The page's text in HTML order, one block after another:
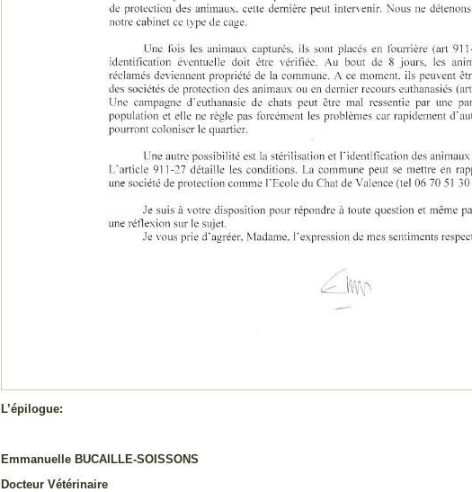
L’épilogue:
Emmanuelle BUCAILLE-SOISSONS
Docteur Vétérinaire